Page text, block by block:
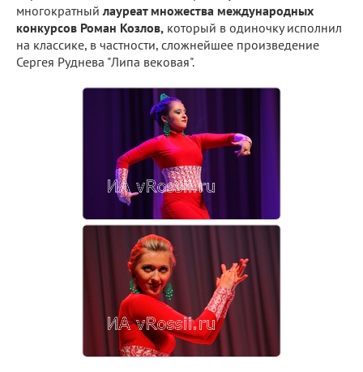
многократный лауреат множества международных
конкурсов Роман Козлов, который в одиночку исполнил
на классике, в частности, сложнейшее произведение
Сергея Руднева "Липа вековая".